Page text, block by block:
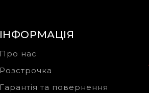
ІНФОРМАЦІЯ
Про нас
Розстрочка
Гарантія та повернення